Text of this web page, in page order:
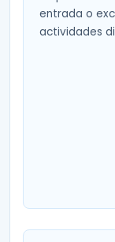
entrada o
actividades